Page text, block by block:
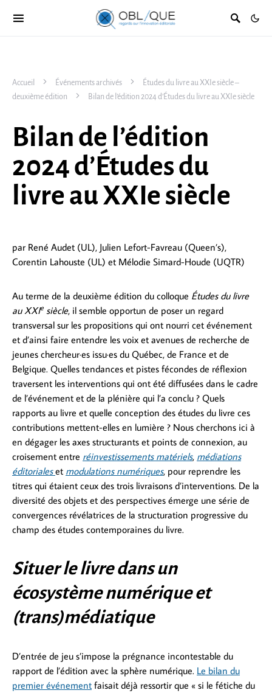
Accueil Événements archivés
Études du livre au XXIe siècle –
deuxième édition
Bilan de l’édition 2024 d’Études du livre au XXIe siècle
Bilan de l’édition
2024 d’Études du
livre au XXIe siècle
par René Audet (UL), Julien Lefort-Favreau (Queen’s),
Corentin Lahouste (UL) et Mélodie Simard-Houde (UQTR)
Au terme de la deuxième édition du colloque Études du livre
au XXIe siècle, il semble opportun de poser un regard
transversal sur les propositions qui ont nourri cet événement
et d’ainsi faire entendre les voix et avenues de recherche de
jeunes chercheur·es issu·es du Québec, de France et de
Belgique. Quelles tendances et pistes fécondes de réflexion
traversent les interventions qui ont été diffusées dans le cadre
de l’événement et de la plénière qui l’a conclu ? Quels
rapports au livre et quelle conception des études du livre ces
contributions mettent-elles en lumière ? Nous cherchons ici à
en dégager les axes structurants et points de connexion, au
croisement entre réinvestissements matériels, médiations
éditorialeset modulations numériques, pour reprendre les
titres qui étaient ceux des trois livraisons d’interventions. De la
diversité des objets et des perspectives émerge une série de
convergences révélatrices de la structuration progressive du
champ des études contemporaines du livre.
Situer le livre dans un
écosystème numérique et
(trans)médiatique
D’entrée de jeu s’impose la prégnance incontestable du
rapport de l’édition avec la sphère numérique. Le bilan du
premier événement faisait déjà ressortir que « si le fétiche du